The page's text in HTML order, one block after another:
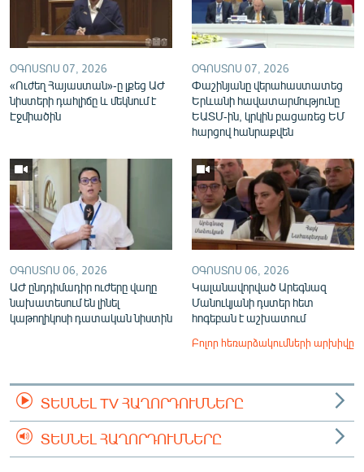
ՕԳՈՍՏՈՍ 07, 2026
«Ուժեղ Հայաստան»-ը լքեց ԱԺ
նիստերի դահլիճը և մեկնում է
Էջմիածին
ՕԳՈՍՏՈՍ 07, 2026
Փաշինյանը վերահաստատեց
Երևանի հավատարմությունը
ԵԱՏՄ-ին, կրկին բացառեց ԵՄ
հարցով հանրաքվեն
ՕԳՈՍՏՈՍ 06, 2026
ԱԺ ընդդիմադիր ուժերը վաղը
նախատեսում են լինել
կաթողիկոսի դատական նիստին
ՕԳՈՍՏՈՍ 06, 2026
Կալանավորված Արեգնազ
Մանուկյանի դստեր հետ
հոգեբան է աշխատում
Բոլոր հեռարձակումների արխիվը
ՏԵՍՆԵԼ TV ՀԱՂՈՐԴՈՒՄՆԵՐԸ
ՏԵՍՆԵԼ ՀԱՂՈՐԴՈՒՄՆԵՐԸ